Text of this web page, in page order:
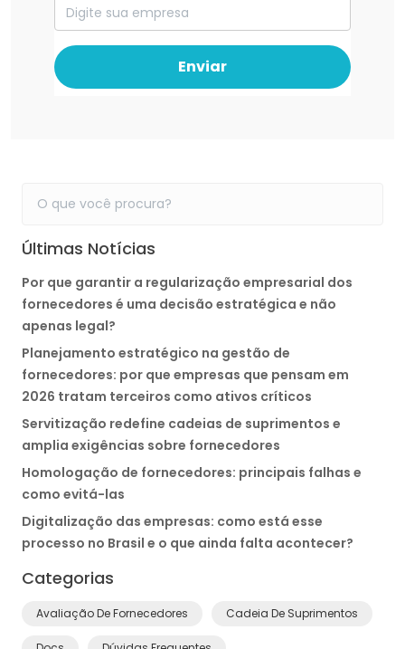
Enviar
Últimas Notícias
Por que garantir a regularização empresarial dos
fornecedores é uma decisão estratégica e não
apenas legal?
Planejamento estratégico na gestão de
fornecedores: por que empresas que pensam em
2026 tratam terceiros como ativos críticos
Servitização redefine cadeias de suprimentos e
amplia exigências sobre fornecedores
Homologação de fornecedores: principais falhas e
como evitá-las
Digitalização das empresas: como está esse
processo no Brasil e o que ainda falta acontecer?
Categorias
Avaliação De Fornecedores Cadeia De Suprimentos